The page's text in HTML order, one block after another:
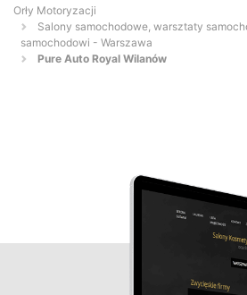
Orły Motoryzacji
Salony samochodowe, warsztaty
samochodowi - Warszawa
Pure Auto Royal Wilanów